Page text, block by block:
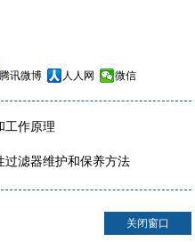
腾讯微博 人人网 微信
工作原理
过滤器维护和保养方法
关闭窗口